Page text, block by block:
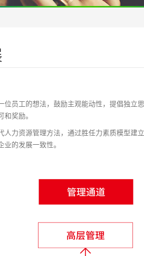
位员工的想法，鼓励主观能动性，提倡独立
和奖励。
人力资源管理方法，通过胜任力素质模型建
业的发展一致性。